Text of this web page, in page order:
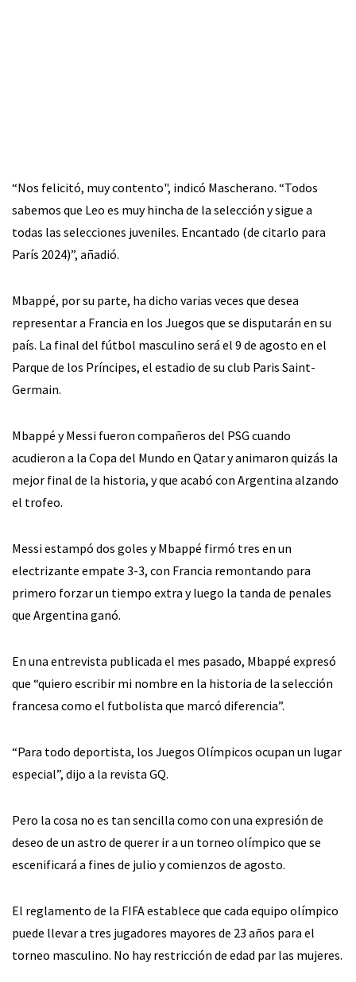
“Nos felicitó, muy contento", indicó Mascherano. “Todos
sabemos que Leo es muy hincha de la selección y sigue a
todas las selecciones juveniles. Encantado (de citarlo para
París 2024)”, añadió.
Mbappé, por su parte, ha dicho varias veces que desea
representar a Francia en los Juegos que se disputarán en su
país. La final del fútbol masculino será el 9 de agosto en el
Parque de los Príncipes, el estadio de su club Paris Saint-
Germain.
Mbappé y Messi fueron compañeros del PSG cuando
acudieron a la Copa del Mundo en Qatar y animaron quizás la
mejor final de la historia, y que acabó con Argentina alzando
el trofeo.
Messi estampó dos goles y Mbappé firmó tres en un
electrizante empate 3-3, con Francia remontando para
primero forzar un tiempo extra y luego la tanda de penales
que Argentina ganó.
En una entrevista publicada el mes pasado, Mbappé expresó
que “quiero escribir mi nombre en la historia de la selección
francesa como el futbolista que marcó diferencia”.
“Para todo deportista, los Juegos Olímpicos ocupan un lugar
especial”, dijo a la revista GQ.
Pero la cosa no es tan sencilla como con una expresión de
deseo de un astro de querer ir a un torneo olímpico que se
escenificará a fines de julio y comienzos de agosto.
El reglamento de la FIFA establece que cada equipo olímpico
puede llevar a tres jugadores mayores de 23 años para el
torneo masculino. No hay restricción de edad par las mujeres.